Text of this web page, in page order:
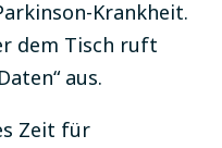
Zeit für